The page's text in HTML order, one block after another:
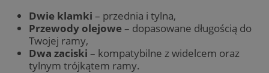
Dwie klamki – przednia i tylna,
Przewody olejowe– dopasowane długością do
Twojej ramy,
Dwa zaciski – kompatybilne z widelcem oraz
tylnym trójkątem ramy.